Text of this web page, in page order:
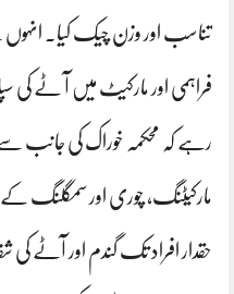
تناسب اور وزن چیک کیا۔
فراہمی اور مارکیٹ میں آ ٹے کی
رہے کہ محکمہ خوراک کی جانب سے
مارکیٹنگ، چوری اور سمگلنگ
حقدار افراد تک گندم اور آٹے کی